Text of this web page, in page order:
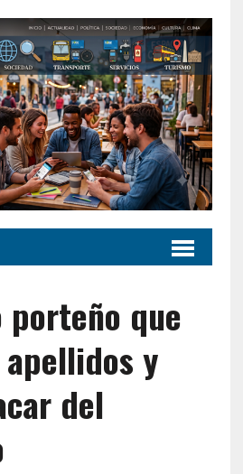
porteño que
y
del